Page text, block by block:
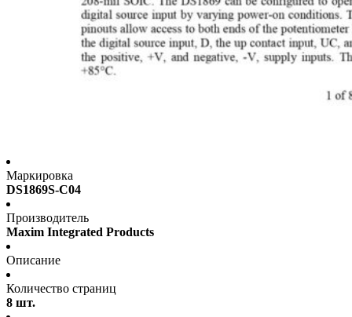
Маркировка
DS1869S-C04
Производитель
Maxim Integrated Products
Описание
Количество страниц
8 шт.